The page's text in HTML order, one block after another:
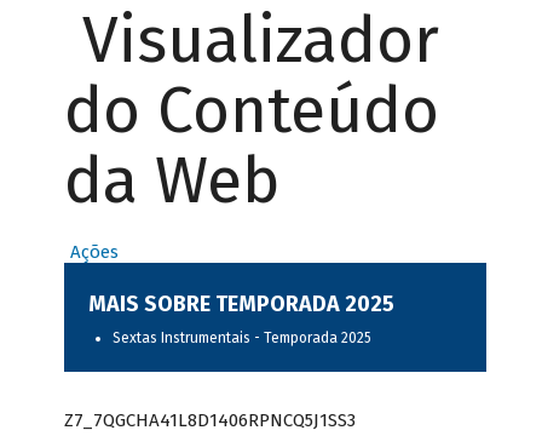
Visualizador
do Conteúdo
da Web
Ações
MAIS SOBRE TEMPORADA 2025
Sextas Instrumentais - Temporada 2025
Z7_7QGCHA41L8D1406RPNCQ5J1SS3